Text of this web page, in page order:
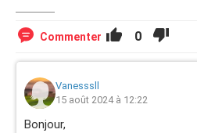
Commenter 0
Vanesssll
15 août 2024 à 12:22
Bonjour,